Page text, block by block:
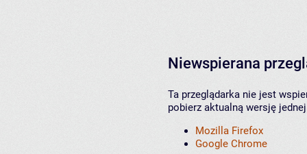
Niewspierana
Ta przeglądarka nie jest
pobierz aktualną wersję
Mozilla Firefox
Google Chrome